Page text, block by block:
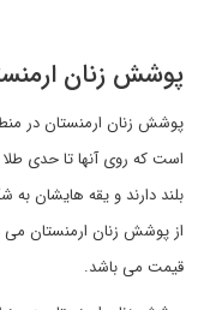
پوشش زنان
پوشش زنان ارمنستان در
است که روی آنها تا حدی
بلند دارند و یقه هایشان به
از پوشش زنان ارمنستان می
قیمت می باشد.